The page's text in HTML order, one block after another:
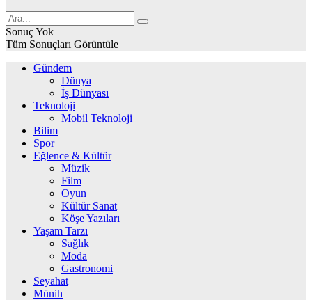
Sonuç Yok
Tüm Sonuçları Görüntüle
Gündem
Dünya
İş Dünyası
Teknoloji
Mobil Teknoloji
Bilim
Spor
Eğlence & Kültür
Müzik
Film
Oyun
Kültür Sanat
Köşe Yazıları
Yaşam Tarzı
Sağlık
Moda
Gastronomi
Seyahat
Münih